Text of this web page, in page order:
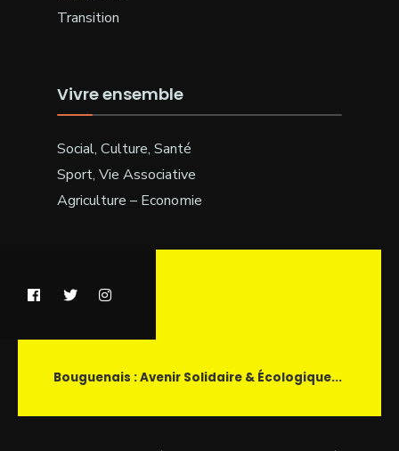
Transition
Vivre ensemble
Social, Culture, Santé
Sport, Vie Associative
Agriculture – Economie
Bouguenais : Avenir Solidaire & Écologique...